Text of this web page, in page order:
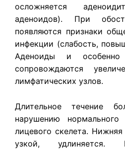
осложняется
аденоидов). При
появляются признаки
инфекции (слабость,
Аденоиды и особенно
сопровождаются
лимфатических узлов.
Длительное течение
нарушению нормального
лицевого скелета.
узкой, удлиняется.